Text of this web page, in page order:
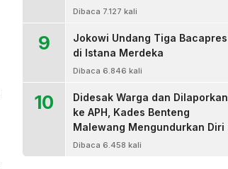
Dibaca 7.127 kali
9
Jokowi Undang Tiga Bacapres
di Istana Merdeka
Dibaca 6.846 kali
10
Didesak Warga dan Dilaporkan
ke APH, Kades Benteng
Malewang Mengundurkan Diri
Dibaca 6.458 kali